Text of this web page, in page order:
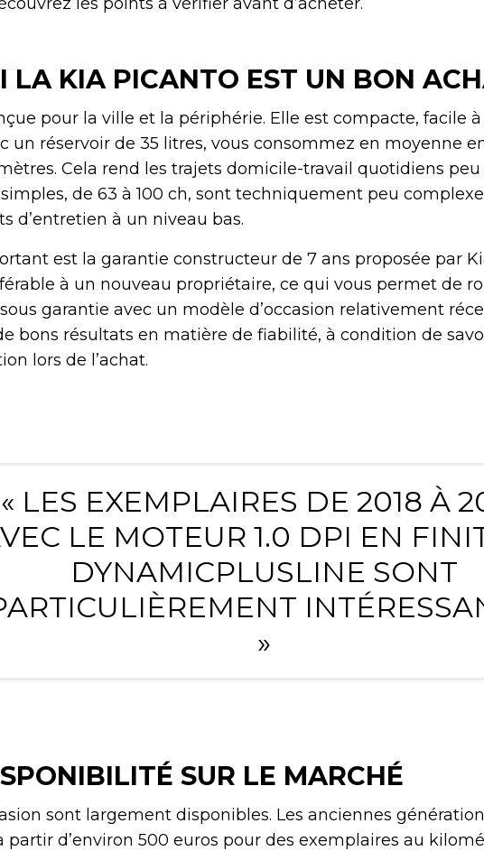
LA KIA PICANTO EST UN BON
pour la ville et la périphérie. Elle est compacte, facile
un réservoir de 35 litres, vous consommez en moyenne
Cela rend les trajets domicile-travail quotidiens peu
de 63 à 100 ch, sont techniquement peu
d’entretien à un niveau bas.
est la garantie constructeur de 7 ans proposée par
à un nouveau propriétaire, ce qui vous permet de
garantie avec un modèle d’occasion relativement
bons résultats en matière de fiabilité, à condition de
lors de l’achat.
« LES EXEMPLAIRES DE 2018 À
LE MOTEUR 1.0 DPI EN
DYNAMICPLUSLINE SONT
»
SUR LE MARCHÉ
sont largement disponibles. Les anciennes
partir d’environ 500 euros pour des exemplaires au